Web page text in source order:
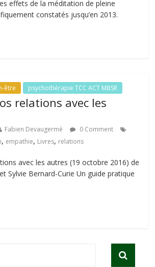
effets de la méditation de pleine
constatés jusqu’en 2013.
être psychothérapie TCC ACT MBSR
relations avec les
Fabien Devaugermé
0 Comment
, empathie, Livres, relations
avec les autres (19 octobre 2016) de
Sylvie Bernard-Curie Un guide pratique